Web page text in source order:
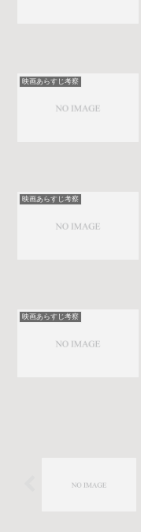
映画あらすじ考察
映画あらすじ考察
映画あらすじ考察